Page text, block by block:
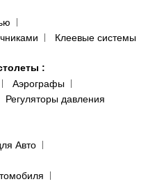
Клеевые системы
:
Аэрографы
Регуляторы давления
Авто